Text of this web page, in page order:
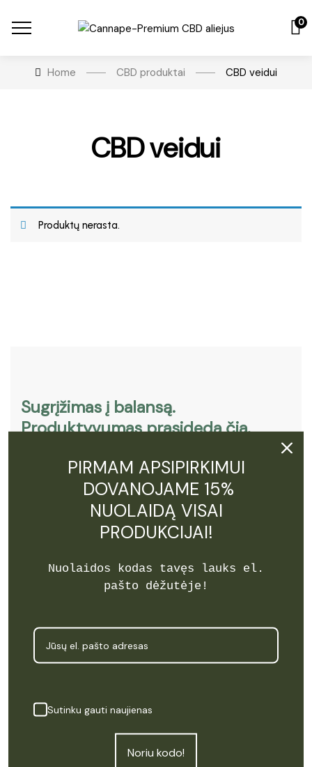
0
Home CBD produktai CBD veidui
CBD veidui
Produktų nerasta.
Sugrįžimas į balansą.
Produktyvumas prasideda čia.
Užsiregistruok ir gauk 15% NUOLAIDĄ!
Prenumeruoti
Meniu
Produktai
PIRMAM APSIPIRKIMUI
DOVANOJAME 15%
NUOLAIDĄ VISAI
PRODUKCIJAI!
Nuolaidos kodas tavęs lauks el.
pašto dėžutėje!
Sutinku gauti naujienas
Noriu kodo!